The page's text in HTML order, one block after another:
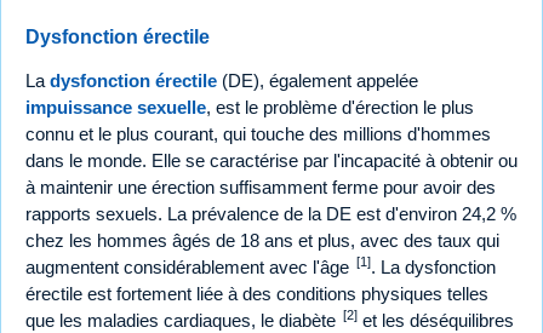
Dysfonction érectile
Ladysfonction érectile (DE), également appelée
impuissance sexuelle, est le problème d'érection le plus
connu et le plus courant, qui touche des millions d'hommes
dans le monde. Elle se caractérise par l'incapacité à obtenir ou
à maintenir une érection suffisamment ferme pour avoir des
rapports sexuels. La prévalence de la DE est d'environ 24,2 %
chez les hommes âgés de 18 ans et plus, avec des taux qui
augmentent considérablement avec l'âge [1]. La dysfonction
érectile est fortement liée à des conditions physiques telles
que les maladies cardiaques, le diabète [2] et les déséquilibres